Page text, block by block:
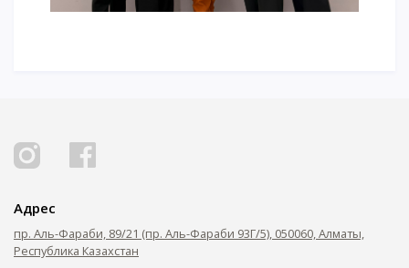
Адрес
пр. Аль-Фараби, 89/21 (пр. Аль-Фараби 93Г/5), 050060, Алматы,
Республика Казахстан